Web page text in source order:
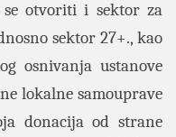
se otvoriti i sektor za
sektor 27+., kao
osnivanja ustanove
lokalne samouprave
donacija od strane